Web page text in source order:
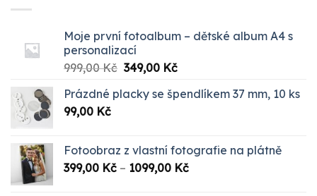
Moje první fotoalbum – dětské album A4 s
personalizací
999,00Kč Původní
byla:
349,00 KčAktuální
je:
Prázdné placky se špendlíkem 37 mm, 10 ks
99,00 Kč
Fotoobraz z vlastní fotografie na plátně
399,00 Kč – 1099,00 KčRozpětí